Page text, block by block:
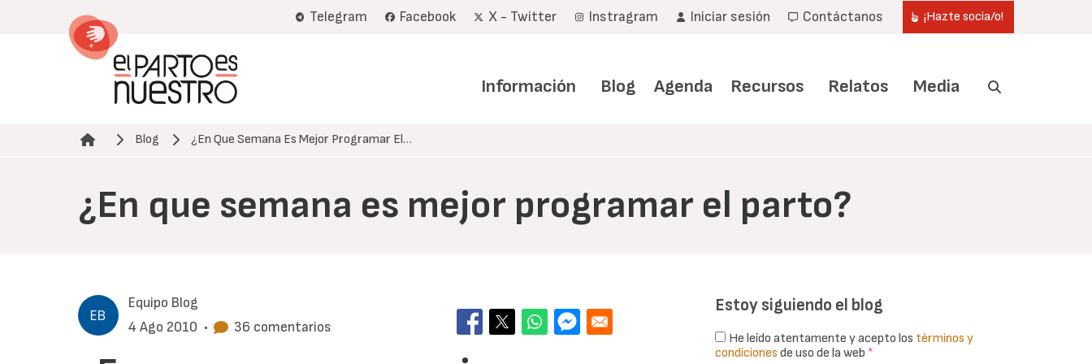
Telegram Facebook X - Twitter Instragram Iniciar sesión Contáctanos ¡Hazte socia/o!
Información Blog Agenda Recursos Relatos Media
Ruta de navegación
Blog ¿En Que Semana Es Mejor Programar El…
¿En que semana es mejor programar el parto?
Equipo Blog
4 Ago 2010 • 36 comentarios
Estoy siguiendo el blog
He leído atentamente y acepto los términos y
condiciones de uso de la web *